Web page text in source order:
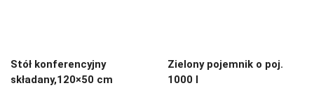
Stół konferencyjny
składany,120×50 cm
Zielony pojemnik o poj.
1000 l